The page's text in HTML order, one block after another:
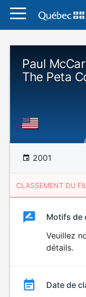
Paul
The Peta
2001
CLASSEMENT DU
Classement
Motifs de
Veuillez
détails.
Date de